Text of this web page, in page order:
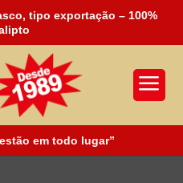
tipo exportação – 100%
a
em todo lugar”